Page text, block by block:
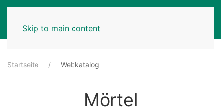
Skip to main content
Startseite Webkatalog
Mörtel